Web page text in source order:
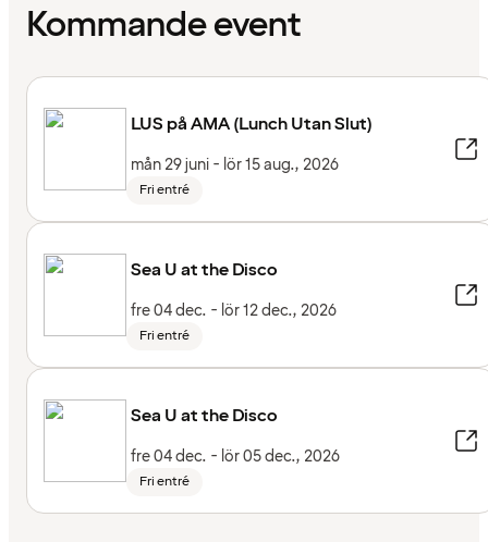
Kommande event
LUS på AMA (Lunch Utan Slut)
mån 29 juni - lör 15 aug., 2026
Fri entré
Sea U at the Disco
fre 04 dec. - lör 12 dec., 2026
Fri entré
Sea U at the Disco
fre 04 dec. - lör 05 dec., 2026
Fri entré